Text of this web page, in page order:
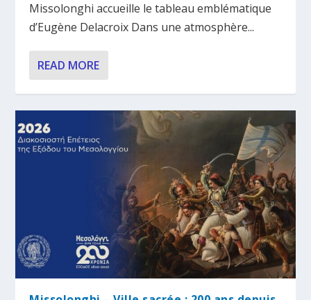
Missolonghi accueille le tableau emblématique
d’Eugène Delacroix Dans une atmosphère...
READ MORE